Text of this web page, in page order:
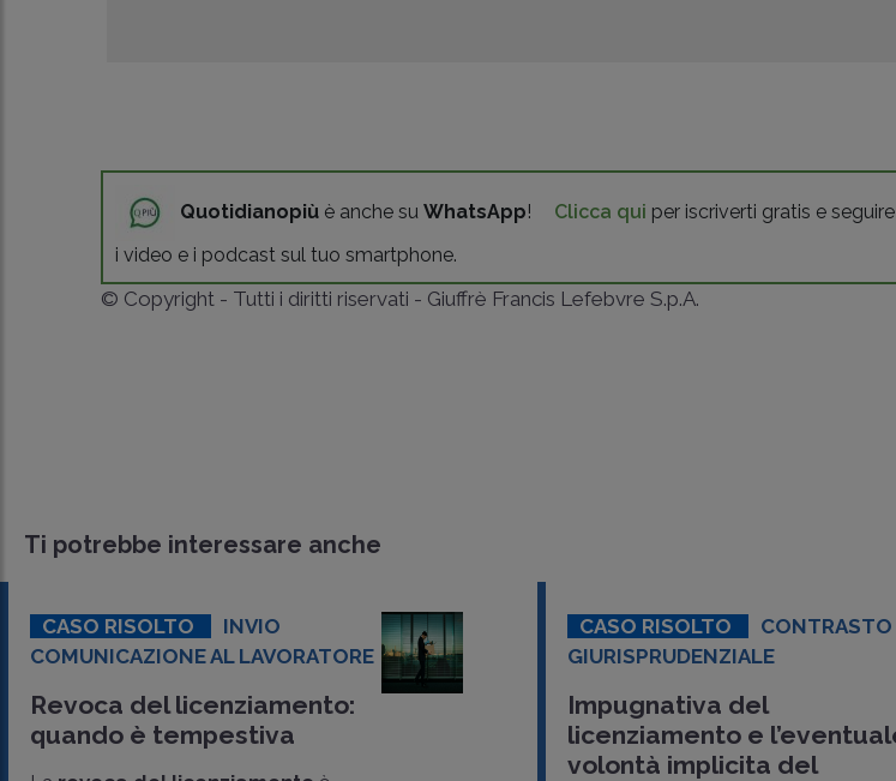
Quotidianopiù è anche suWhatsApp! Clicca qui per iscriverti gratis e
i video e i podcast sul tuo smartphone.
© Copyright - Tutti i diritti riservati - Giuffrè Francis Lefebvre S.p.A.
Ti potrebbe interessare anche
CASO RISOLTO
INVIO
COMUNICAZIONE AL LAVORATORE
Revoca del licenziamento:
quando è tempestiva
CASO RISOLTO
CONTRASTO
GIURISPRUDENZIALE
Impugnativa del
licenziamento e
volontà implicita del